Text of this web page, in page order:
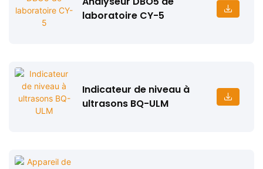
laboratoire CY-5
Indicateur de niveau à
ultrasons BQ-ULM